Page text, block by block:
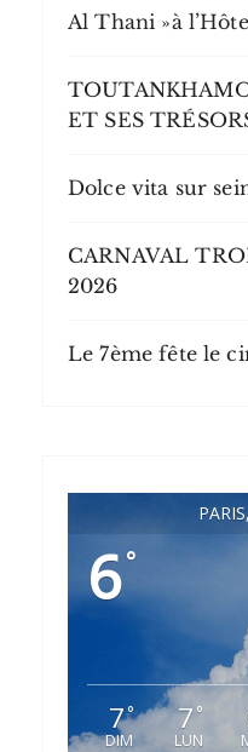
Al Thani »à
ET SES
Dolce vita sur
CARNAVAL
2026
Le 7ème fête le
6°
7°
DIM
7°
LUN